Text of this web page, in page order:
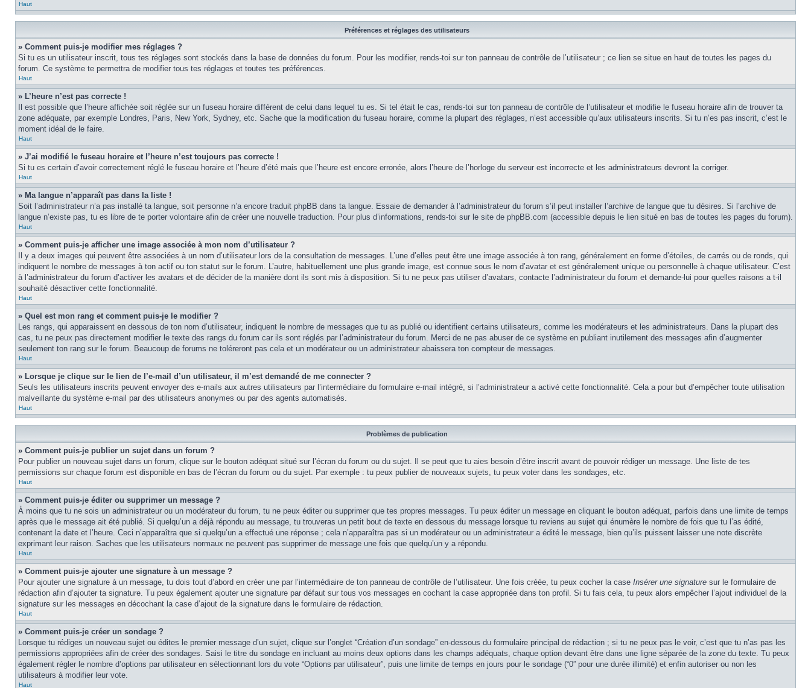
Haut
Préférences et réglages des utilisateurs
» Comment puis-je modifier mes réglages ?
Si tu es un utilisateur inscrit, tous tes réglages sont stockés dans la base de données du forum. Pour les modifier, rends-toi sur ton panneau de contrôle de l’utilisateur ; ce lien se situe en haut de toutes les pages du
forum. Ce système te permettra de modifier tous tes réglages et toutes tes préférences.
Haut
» L’heure n’est pas correcte !
Il est possible que l’heure affichée soit réglée sur un fuseau horaire différent de celui dans lequel tu es. Si tel était le cas, rends-toi sur ton panneau de contrôle de l’utilisateur et modifie le fuseau horaire afin de trouver ta
zone adéquate, par exemple Londres, Paris, New York, Sydney, etc. Sache que la modification du fuseau horaire, comme la plupart des réglages, n’est accessible qu’aux utilisateurs inscrits. Si tu n’es pas inscrit, c’est le
moment idéal de le faire.
Haut
» J’ai modifié le fuseau horaire et l’heure n’est toujours pas correcte !
Si tu es certain d’avoir correctement réglé le fuseau horaire et l’heure d’été mais que l’heure est encore erronée, alors l’heure de l’horloge du serveur est incorrecte et les administrateurs devront la corriger.
Haut
» Ma langue n’apparaît pas dans la liste !
Soit l’administrateur n’a pas installé ta langue, soit personne n’a encore traduit phpBB dans ta langue. Essaie de demander à l’administrateur du forum s’il peut installer l’archive de langue que tu désires. Si l’archive de
langue n’existe pas, tu es libre de te porter volontaire afin de créer une nouvelle traduction. Pour plus d’informations, rends-toi sur le site de phpBB.com (accessible depuis le lien situé en bas de toutes les pages du forum).
Haut
» Comment puis-je afficher une image associée à mon nom d’utilisateur ?
Il y a deux images qui peuvent être associées à un nom d’utilisateur lors de la consultation de messages. L’une d’elles peut être une image associée à ton rang, généralement en forme d’étoiles, de carrés ou de ronds, qui
indiquent le nombre de messages à ton actif ou ton statut sur le forum. L’autre, habituellement une plus grande image, est connue sous le nom d’avatar et est généralement unique ou personnelle à chaque utilisateur. C’est
à l’administrateur du forum d’activer les avatars et de décider de la manière dont ils sont mis à disposition. Si tu ne peux pas utiliser d’avatars, contacte l’administrateur du forum et demande-lui pour quelles raisons a t-il
souhaité désactiver cette fonctionnalité.
Haut
» Quel est mon rang et comment puis-je le modifier ?
Les rangs, qui apparaissent en dessous de ton nom d’utilisateur, indiquent le nombre de messages que tu as publié ou identifient certains utilisateurs, comme les modérateurs et les administrateurs. Dans la plupart des
cas, tu ne peux pas directement modifier le texte des rangs du forum car ils sont réglés par l’administrateur du forum. Merci de ne pas abuser de ce système en publiant inutilement des messages afin d’augmenter
seulement ton rang sur le forum. Beaucoup de forums ne toléreront pas cela et un modérateur ou un administrateur abaissera ton compteur de messages.
Haut
» Lorsque je clique sur le lien de l’e-mail d’un utilisateur, il m’est demandé de me connecter ?
Seuls les utilisateurs inscrits peuvent envoyer des e-mails aux autres utilisateurs par l’intermédiaire du formulaire e-mail intégré, si l’administrateur a activé cette fonctionnalité. Cela a pour but d’empêcher toute utilisation
malveillante du système e-mail par des utilisateurs anonymes ou par des agents automatisés.
Haut
Problèmes de publication
» Comment puis-je publier un sujet dans un forum ?
Pour publier un nouveau sujet dans un forum, clique sur le bouton adéquat situé sur l’écran du forum ou du sujet. Il se peut que tu aies besoin d’être inscrit avant de pouvoir rédiger un message. Une liste de tes
permissions sur chaque forum est disponible en bas de l’écran du forum ou du sujet. Par exemple : tu peux publier de nouveaux sujets, tu peux voter dans les sondages, etc.
Haut
» Comment puis-je éditer ou supprimer un message ?
À moins que tu ne sois un administrateur ou un modérateur du forum, tu ne peux éditer ou supprimer que tes propres messages. Tu peux éditer un message en cliquant le bouton adéquat, parfois dans une limite de temps
après que le message ait été publié. Si quelqu’un a déjà répondu au message, tu trouveras un petit bout de texte en dessous du message lorsque tu reviens au sujet qui énumère le nombre de fois que tu l’as édité,
contenant la date et l’heure. Ceci n’apparaîtra que si quelqu’un a effectué une réponse ; cela n’apparaîtra pas si un modérateur ou un administrateur a édité le message, bien qu’ils puissent laisser une note discrète
exprimant leur raison. Saches que les utilisateurs normaux ne peuvent pas supprimer de message une fois que quelqu’un y a répondu.
Haut
» Comment puis-je ajouter une signature à un message ?
Pour ajouter une signature à un message, tu dois tout d’abord en créer une par l’intermédiaire de ton panneau de contrôle de l’utilisateur. Une fois créée, tu peux cocher la case Insérer une signature sur le formulaire de
rédaction afin d’ajouter ta signature. Tu peux également ajouter une signature par défaut sur tous vos messages en cochant la case appropriée dans ton profil. Si tu fais cela, tu peux alors empêcher l’ajout individuel de la
signature sur les messages en décochant la case d’ajout de la signature dans le formulaire de rédaction.
Haut
» Comment puis-je créer un sondage ?
Lorsque tu rédiges un nouveau sujet ou édites le premier message d’un sujet, clique sur l’onglet “Création d’un sondage” en-dessous du formulaire principal de rédaction ; si tu ne peux pas le voir, c’est que tu n’as pas les
permissions appropriées afin de créer des sondages. Saisi le titre du sondage en incluant au moins deux options dans les champs adéquats, chaque option devant être dans une ligne séparée de la zone du texte. Tu peux
également régler le nombre d’options par utilisateur en sélectionnant lors du vote “Options par utilisateur”, puis une limite de temps en jours pour le sondage (“0” pour une durée illimité) et enfin autoriser ou non les
utilisateurs à modifier leur vote.
Haut